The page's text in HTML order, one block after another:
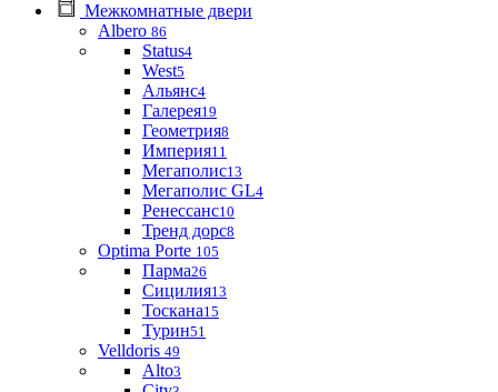
Межкомнатные двери
Albero 86
Status4
West5
Альянс4
Галерея19
Геометрия8
Империя11
Мегаполис13
Мегаполис GL4
Ренессанс10
Тренд дорс8
Optima Porte 105
Парма26
Сицилия13
Тоскана15
Турин51
Velldoris 49
Alto3